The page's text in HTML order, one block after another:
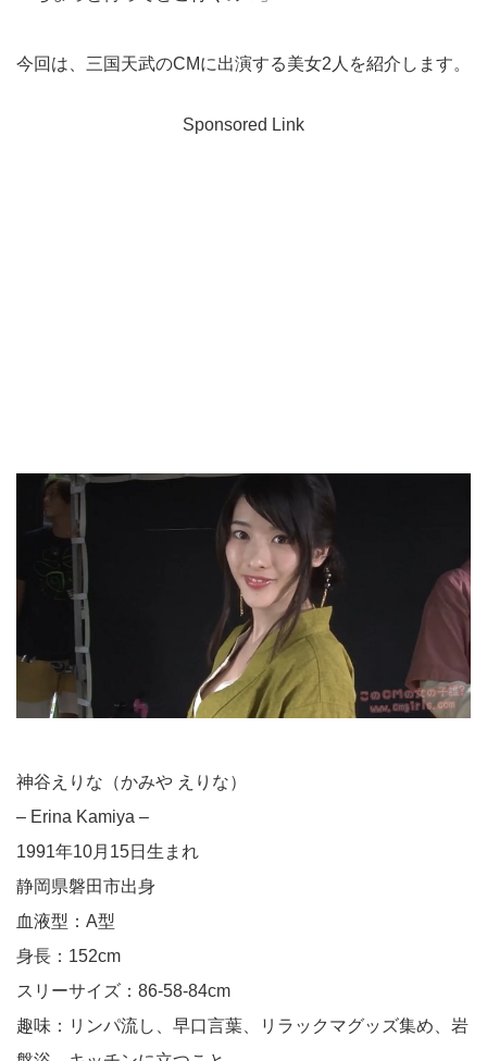
今回は、三国天武のCMに出演する美女2人を紹介します。
Sponsored Link
神谷えりな（かみや えりな）
– Erina Kamiya –
1991年10月15日生まれ
静岡県磐田市出身
血液型：A型
身長：152cm
スリーサイズ：86-58-84cm
趣味：リンパ流し、早口言葉、リラックマグッズ集め、岩